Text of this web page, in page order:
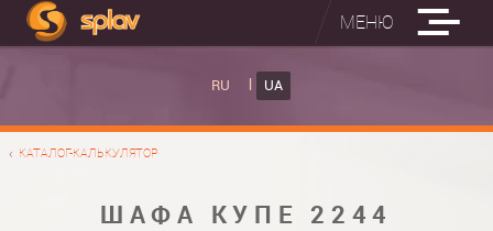
МЕНЮ
RU UA
КАТАЛОГ-КАЛЬКУЛЯТОР
ШАФА КУПЕ 2244
ВБУДОВАНІ ПРАСУВАЛЬНІ ДОШКИ
НАСТІННА ПРАСУВАЛЬНА ДОШКА "РУСАЛКА"
ФОТО ШАФ КУПЕ
МАТЕРІАЛИ